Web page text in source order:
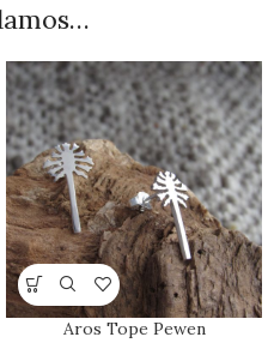
Aros Tope Pewen